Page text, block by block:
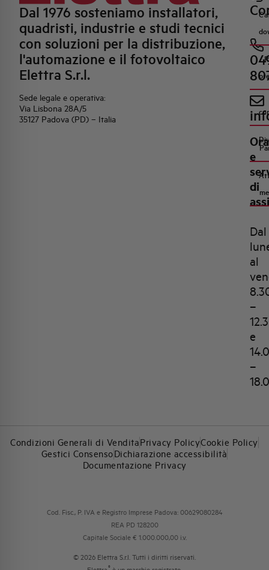
Dal 1976 sosteniamo installatori,
quadristi, industrie e studi tecnici
con soluzioni per la distribuzione,
l'automazione e il fotovoltaico
Elettra S.r.l.
Sede legale e operativa:
Via Lisbona 28A/5
35127 Padova (PD) – Italia
e
di
Dal
al
–
e
–
Condizioni Generali di VenditaPrivacy PolicyCookie Policy
Gestici ConsensoDichiarazione accessibilità
Documentazione Privacy
Cod. Fisc., P. IVA e Registro Imprese Padova: 00629080284
REA PD 128200
Capitale Sociale € 1.000.000,00 i.v.
© 2026 Elettra S.r.l. Tutti i diritti riservati.
®